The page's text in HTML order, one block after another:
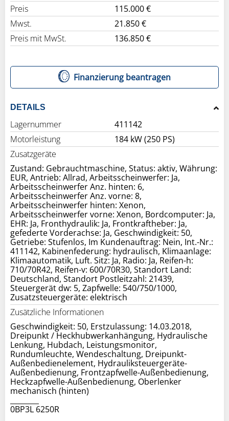
Preis
115.000 €
Mwst.
21.850 €
Preis mit MwSt.
136.850 €
Finanzierung beantragen
DETAILS
Lagernummer
411142
Motorleistung
184 kW (250 PS)
Zusatzgeräte
Zustand: Gebrauchtmaschine, Status: aktiv, Währung:
EUR, Antrieb: Allrad, Arbeitsscheinwerfer: Ja,
Arbeitsscheinwerfer Anz. hinten: 6,
Arbeitsscheinwerfer Anz. vorne: 8,
Arbeitsscheinwerfer hinten: Xenon,
Arbeitsscheinwerfer vorne: Xenon, Bordcomputer: Ja,
EHR: Ja, Fronthydraulik: Ja, Frontkraftheber: Ja,
gefederte Vorderachse: Ja, Geschwindigkeit: 50,
Getriebe: Stufenlos, Im Kundenauftrag: Nein, Int.-Nr.:
411142, Kabinenfederung: hydraulisch, Klimaanlage:
Klimaautomatik, Luft. Sitz: Ja, Radio: Ja, Reifen-h:
710/70R42, Reifen-v: 600/70R30, Standort Land:
Deutschland, Standort Postleitzahl: 21439,
Steuergerät dw: 5, Zapfwelle: 540/750/1000,
Zusatzsteuergeräte: elektrisch
Zusätzliche Informationen
Geschwindigkeit: 50, Erstzulassung: 14.03.2018,
Dreipunkt / Heckhubwerkanhängung, Hydraulische
Lenkung, Hubdach, Leistungsmonitor,
Rundumleuchte, Wendeschaltung, Dreipunkt-
Außenbedienelement, Hydrauliksteuergeräte-
Außenbedienung, Frontzapfwelle-Außenbedienung,
Heckzapfwelle-Außenbedienung, Oberlenker
mechanisch (hinten)
0BP3L 6250R